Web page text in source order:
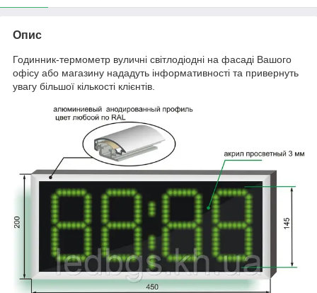
Опис
Годинник-термометр вуличні світлодіодні на фасаді Вашого
офісу або магазину нададуть інформативності та привернуть
увагу більшої кількості клієнтів.